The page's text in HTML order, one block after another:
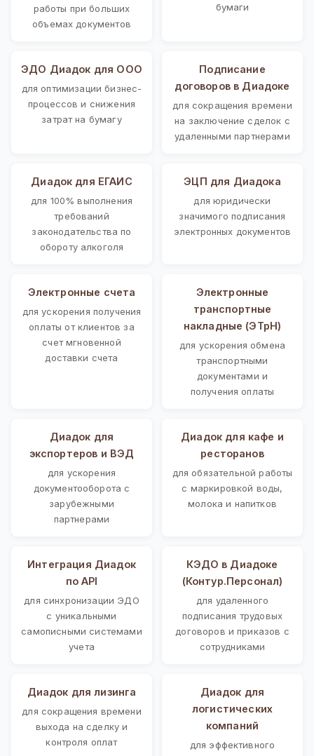
работы при больших
объемах документов
бумаги
ЭДО Диадок для ООО
для оптимизации бизнес-
процессов и снижения
затрат на бумагу
Подписание
договоров в Диадоке
для сокращения времени
на заключение сделок с
удаленными партнерами
Диадок для ЕГАИС
для 100% выполнения
требований
законодательства по
обороту алкоголя
ЭЦП для Диадока
для юридически
значимого подписания
электронных документов
Электронные счета
для ускорения получения
оплаты от клиентов за
счет мгновенной
доставки счета
Электронные
транспортные
накладные (ЭТрН)
для ускорения обмена
транспортными
документами и
получения оплаты
Диадок для
экспортеров и ВЭД
для ускорения
документооборота с
зарубежными
партнерами
Диадок для кафе и
ресторанов
для обязательной работы
с маркировкой воды,
молока и напитков
Интеграция Диадок
по API
для синхронизации ЭДО
с уникальными
самописными системами
учета
КЭДО в Диадоке
(Контур.Персонал)
для удаленного
подписания трудовых
договоров и приказов с
сотрудниками
Диадок для лизинга
для сокращения времени
выхода на сделку и
контроля оплат
Диадок для
логистических
компаний
для эффективного